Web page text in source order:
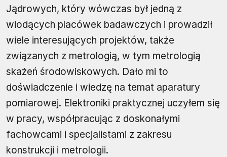
Jądrowych, który wówczas był jedną z
wiodących placówek badawczych i prowadził
wiele interesujących projektów, także
związanych z metrologią, w tym metrologią
skażeń środowiskowych. Dało mi to
doświadczenie i wiedzę na temat aparatury
pomiarowej. Elektroniki praktycznej uczyłem się
w pracy, współpracując z doskonałymi
fachowcami i specjalistami z zakresu
konstrukcji i metrologii.